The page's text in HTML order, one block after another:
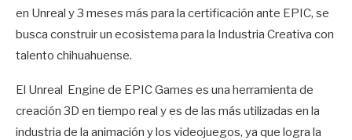
en Unreal y 3 meses más para la certificación ante EPIC, se
busca construir un ecosistema para la Industria Creativa con
talento chihuahuense.
El Unreal Engine de EPIC Games es una herramienta de
creación 3D en tiempo real y es de las más utilizadas en la
industria de la animación y los videojuegos, ya que logra la